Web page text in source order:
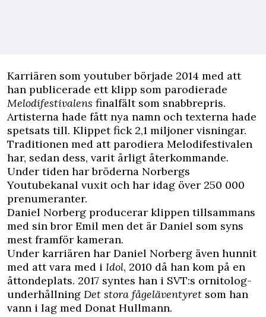
Karriären som youtuber började 2014 med att
han publicerade ett klipp som parodierade
Melodifestivalens finalfält som snabbrepris.
Artisterna hade fått nya namn och texterna hade
spetsats till. Klippet fick 2,1 miljoner visningar.
Traditionen med attparodiera Melodifestivalen
har, sedan dess, varit årligt återkommande.
Under tiden har bröderna Norbergs
Youtubekanal vuxit och har idag över 250 000
prenumeranter.
Daniel Norberg producerar klippen tillsammans
med sin bror Emil men det är Daniel som syns
mest framför kameran.
Under karriären har Daniel Norberg även hunnit
med att vara med i Idol, 2010 då han kom på en
åttondeplats. 2017 syntes han i SVT:s ornitolog-
underhållning Det stora fågeläventyret som han
vann i lag med Donat Hullmann.